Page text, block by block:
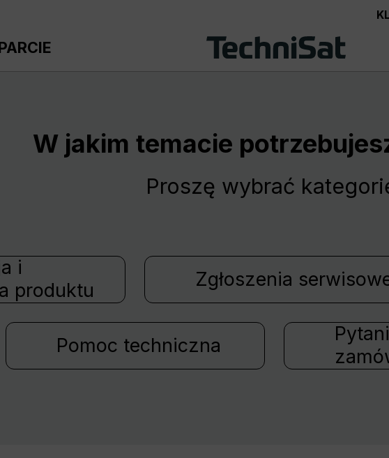
W jakim temacie
Proszę wybrać
i
produktu
Zgłoszenia
Pomoc techniczna